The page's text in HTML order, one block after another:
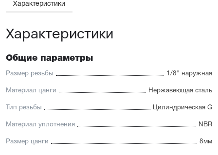
Характеристики
Характеристики
Общие параметры
Размер резьбы 1/8" наружная
Материал цанги Нержавеющая сталь
Тип резьбы Цилиндрическая G
Материал уплотнения NBR
Размер цанги 8мм